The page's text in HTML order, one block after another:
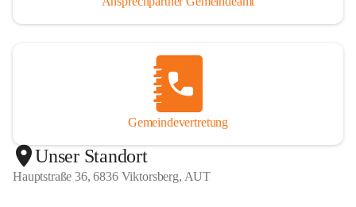
Gemeindevertretung
Unser Standort
Hauptstraße 36, 6836 Viktorsberg, AUT